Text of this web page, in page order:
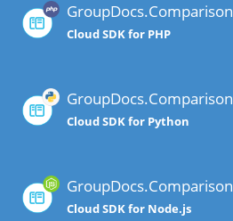
GroupDocs.Comparison
Cloud SDK for PHP
GroupDocs.Comparison
Cloud SDK for Python
GroupDocs.Comparison
Cloud SDK for Node.js